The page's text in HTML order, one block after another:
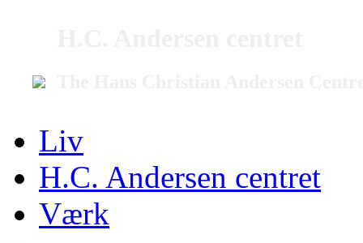
Liv
H.C. Andersen centret
Værk